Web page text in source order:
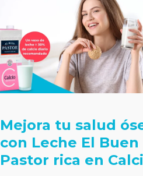
Mejora tu salud
con Leche El Buen
Pastor rica en